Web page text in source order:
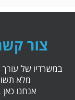
צור
במשרדיו של
מלא
אנחנו